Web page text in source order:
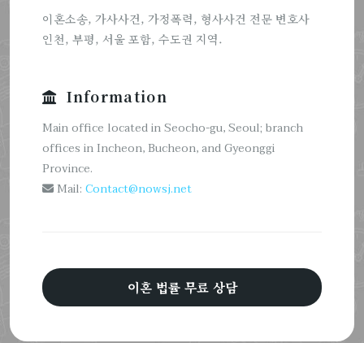
이혼소송, 가사사건, 가정폭력, 형사사건 전문 변호사
인천, 부평, 서울 포함, 수도권 지역.
Information
Main office located in Seocho-gu, Seoul; branch
offices in Incheon, Bucheon, and Gyeonggi
Province.
Mail: Contact@nowsj.net
이혼 법률 무료 상담